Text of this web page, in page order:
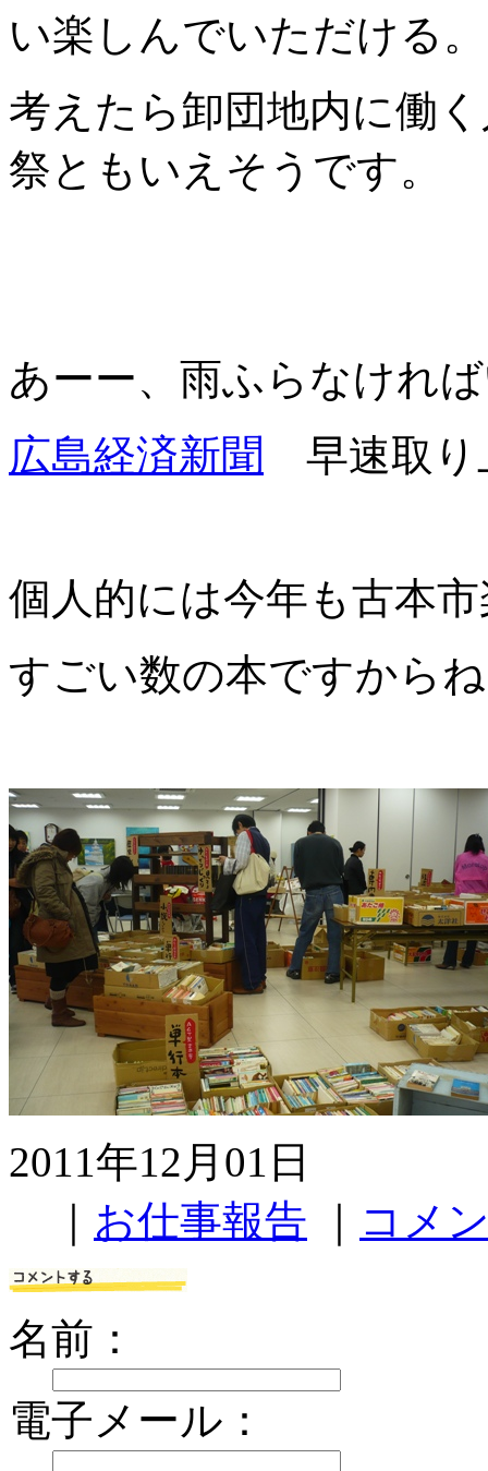
い楽しんでいただける。
考えたら卸団地内に働
祭ともいえそうです。
あーー、雨ふらなけれ
広島経済新聞 早速取り
個人的には今年も古本
すごい数の本ですから
2011年12月01日
お仕事報告 コメ
名前：
電子メール：